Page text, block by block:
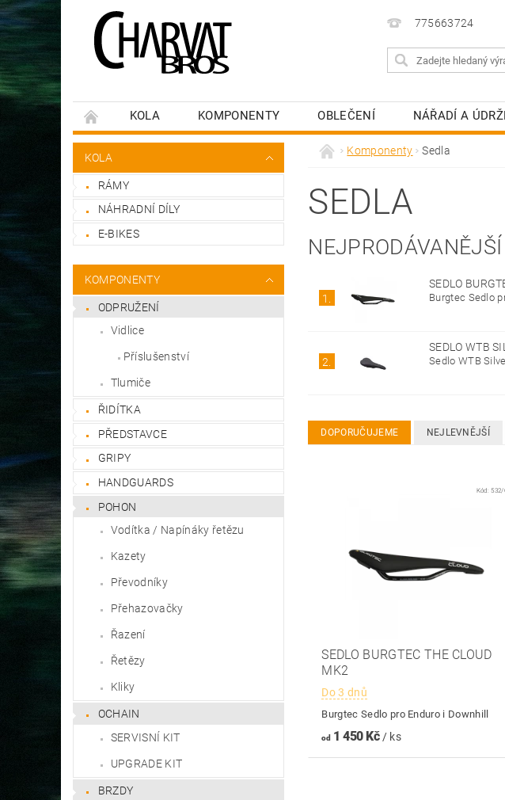
775663724
KOLA KOMPONENTY OBLEČENÍ NÁŘADÍ A
KOLA
RÁMY
NÁHRADNÍ DÍLY
E-BIKES
KOMPONENTY
ODPRUŽENÍ
Vidlice
Příslušenství
Tlumiče
ŘIDÍTKA
PŘEDSTAVCE
GRIPY
HANDGUARDS
POHON
Vodítka / Napínáky řetězu
Kazety
Převodníky
Přehazovačky
Řazení
Řetězy
Kliky
OCHAIN
SERVISNÍ KIT
UPGRADE KIT
BRZDY
Komponenty Sedla
SEDLA
NEJPRODÁVANĚJŠÍ
1.
SEDLO
Burgtec Sedlo
2.
SEDLO WTB
Sedlo WTB
DOPORUČUJEME NEJLEVNĚJŠÍ
Kód:532/
SEDLO BURGTEC THE CLOUD
MK2
Do 3 dnů
Burgtec Sedlo pro Enduro i Downhill
od1 450 Kč / ks